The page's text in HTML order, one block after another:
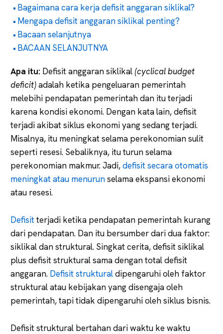
Bagaimana cara kerja defisit anggaran siklikal?
Mengapa defisit anggaran siklikal penting?
Bacaan selanjutnya
BACAAN SELANJUTNYA
Apa itu: Defisit anggaran siklikal (cyclical budget
deficit)adalah ketika pengeluaran pemerintah
melebihi pendapatan pemerintah dan itu terjadi
karena kondisi ekonomi. Dengan kata lain, defisit
terjadi akibat siklus ekonomi yang sedang terjadi.
Misalnya, itu meningkat selama perekonomian sulit
seperti resesi. Sebaliknya, itu turun selama
perekonomian makmur. Jadi,defisit secara otomatis
meningkat atau menurunselama ekspansi ekonomi
atau resesi.
Defisitterjadi ketika pendapatan pemerintah kurang
dari pendapatan. Dan itu bersumber dari dua faktor:
siklikal dan struktural. Singkat cerita, defisit siklikal
plus defisit struktural sama dengan total defisit
anggaran. Defisit strukturaldipengaruhi oleh faktor
struktural atau kebijakan yang disengaja oleh
pemerintah, tapi tidak dipengaruhi oleh siklus bisnis.
Defisit struktural bertahan dari waktu ke waktu